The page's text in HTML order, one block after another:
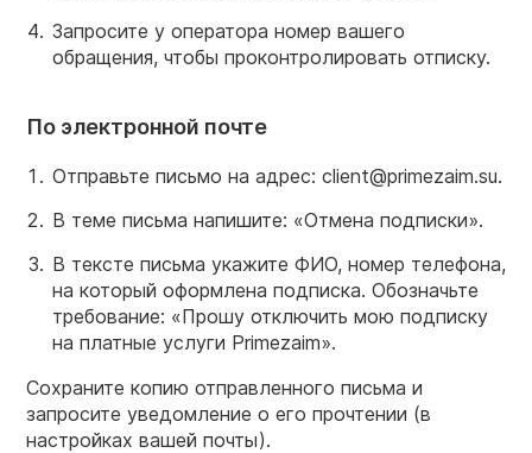
Запросите у оператора номер вашего
обращения, чтобы проконтролировать отписку.
По электронной почте
Отправьте письмо на адрес: client@primezaim.su.
В теме письма напишите: «Отмена подписки».
В тексте письма укажите ФИО, номер телефона,
на который оформлена подписка. Обозначьте
требование: «Прошу отключить мою подписку
на платные услуги Primezaim».
Сохраните копию отправленного письма и
запросите уведомление о его прочтении (в
настройках вашей почты).